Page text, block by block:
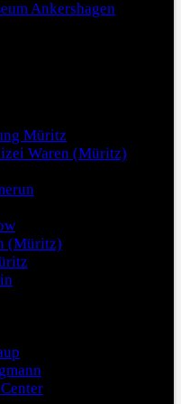
Ankershagen
Müritz
Waren (Müritz)
(Müritz)